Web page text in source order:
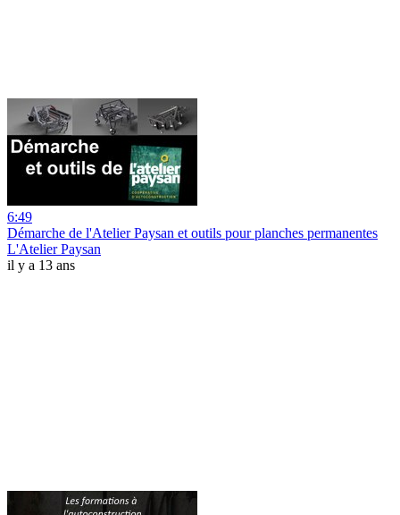
6:49
Démarche de l'Atelier Paysan et outils pour planches permanentes
L'Atelier Paysan
il y a 13 ans